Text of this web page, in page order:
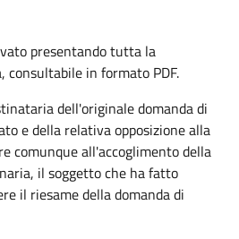
presentando tutta la
consultabile in formato PDF.
dell'originale domanda di
e della relativa opposizione alla
comunque all'accoglimento della
il soggetto che ha fatto
il riesame della domanda di